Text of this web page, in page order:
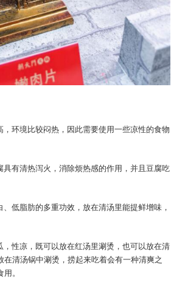
环境比较闷热，因此需要使用一些凉性的食物
有清热泻火，消除烦热感的作用，并且豆腐吃
低脂肪的多重功效，放在清汤里能提鲜增味，
性凉，既可以放在红汤里涮烫，也可以放在清
清汤锅中涮烫，捞起来吃着会有一种清爽之
。